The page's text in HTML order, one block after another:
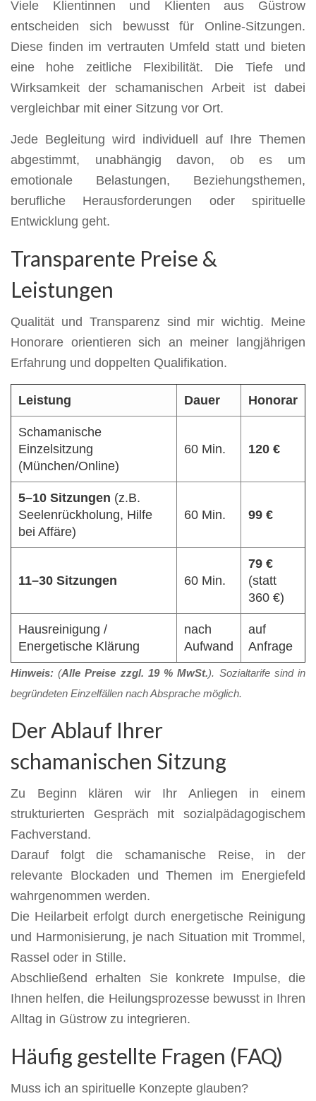
Viele Klientinnen und Klienten aus Güstrow
entscheiden sich bewusst für Online-Sitzungen.
Diese finden im vertrauten Umfeld statt und bieten
eine hohe zeitliche Flexibilität. Die Tiefe und
Wirksamkeit der schamanischen Arbeit ist dabei
vergleichbar mit einer Sitzung vor Ort.
Jede Begleitung wird individuell auf Ihre Themen
abgestimmt, unabhängig davon, ob es um
emotionale Belastungen, Beziehungsthemen,
berufliche Herausforderungen oder spirituelle
Entwicklung geht.
Transparente Preise &
Leistungen
Qualität und Transparenz sind mir wichtig. Meine
Honorare orientieren sich an meiner langjährigen
Erfahrung und doppelten Qualifikation.
Leistung Dauer Honorar
Schamanische
Einzelsitzung
(München/Online)
60 Min. 120 €
5–10 Sitzungen (z.B.
Seelenrückholung, Hilfe
bei Affäre)
60 Min. 99 €
11–30 Sitzungen 60 Min.
79 €
(statt
360 €)
Hausreinigung /
Energetische Klärung
nach
Aufwand
auf
Anfrage
Hinweis: (Alle Preise zzgl. 19 % MwSt.). Sozialtarife sind in
begründeten Einzelfällen nach Absprache möglich.
Der Ablauf Ihrer
schamanischen Sitzung
Zu Beginn klären wir Ihr Anliegen in einem
strukturierten Gespräch mit sozialpädagogischem
Fachverstand.
Darauf folgt die schamanische Reise, in der
relevante Blockaden und Themen im Energiefeld
wahrgenommen werden.
Die Heilarbeit erfolgt durch energetische Reinigung
und Harmonisierung, je nach Situation mit Trommel,
Rassel oder in Stille.
Abschließend erhalten Sie konkrete Impulse, die
Ihnen helfen, die Heilungsprozesse bewusst in Ihren
Alltag in Güstrow zu integrieren.
Häufig gestellte Fragen (FAQ)
Muss ich an spirituelle Konzepte glauben?